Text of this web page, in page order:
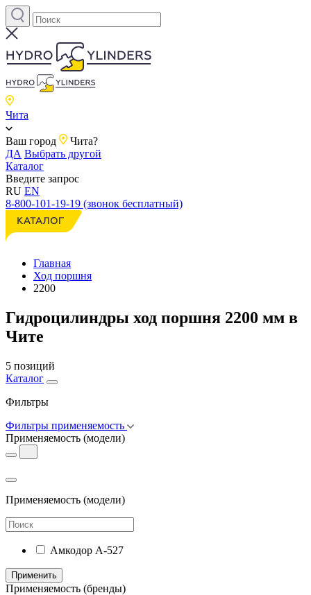
Чита
Ваш город
Чита?
ДА Выбрать другой
Каталог
Введите запрос
RU EN
8-800-101-19-19 (звонок бесплатный)
Главная
Ход поршня
2200
Гидроцилиндры ход поршня 2200 мм в
Чите
5 позиций
Каталог
Фильтры
Фильтры применяемость
Применяемость (модели)
Применяемость (модели)
Амкодор А-527
Применить
Применяемость (бренды)